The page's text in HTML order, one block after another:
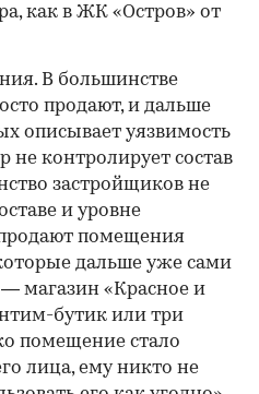
как в ЖК «Остров» от
В большинстве
продают, и дальше
описывает уязвимость
не контролирует состав
застройщиков не
и уровне
помещения
дальше уже сами
магазин «Красное и
бутик или три
помещение стало
лица, ему никто не